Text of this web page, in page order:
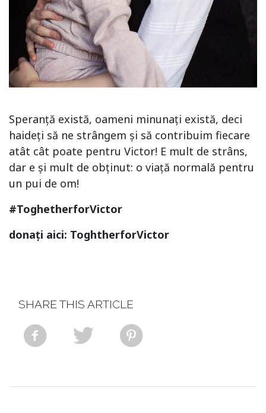
Speranță există, oameni minunați există, deci
haideți să ne strângem și să contribuim fiecare
atât cât poate pentru Victor! E mult de strâns,
dar e și mult de obținut: o viață normală pentru
un pui de om!
#ToghetherforVictor
donați aici: ToghtherforVictor
SHARE THIS ARTICLE